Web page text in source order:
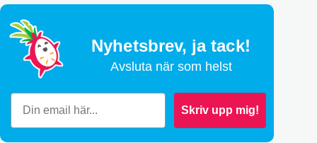
Matilda Stenqvist–juni 14, 2026
Lovisa Sunnemar Berglund –maj 4, 2026
Ebba Nöremark–april 8, 2026
Nyhetsbrev, ja tack!
Avsluta när som helst
Skriv upp mig!